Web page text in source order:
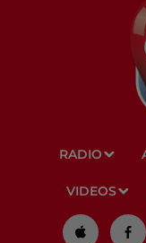
RADIO
VIDEOS